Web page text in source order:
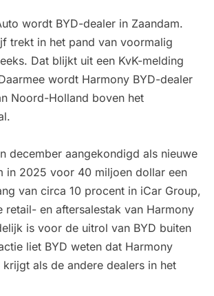
wordt BYD-dealer in Zaandam.
trekt in het pand van voormalig
Dat blijkt uit een KvK-melding
wordt Harmony BYD-dealer
Noord-Holland boven het
december aangekondigd als nieuwe
in 2025 voor 40 miljoen dollar een
van circa 10 procent in iCar Group,
retail- en aftersalestak van Harmony
is voor de uitrol van BYD buiten
liet BYD weten dat Harmony
krijgt als de andere dealers in het